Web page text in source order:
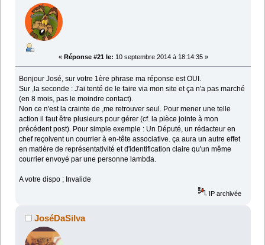
« Réponse #21 le: 10 septembre 2014 à 18:14:35 »
Bonjour José, sur votre 1ère phrase ma réponse est OUI.
Sur ,la seconde : J'ai tenté de le faire via mon site et ça n'a pas marché
(en 8 mois, pas le moindre contact).
Non ce n'est la crainte de ,me retrouver seul. Pour mener une telle
action il faut être plusieurs pour gérer (cf. la pièce jointe à mon
précédent post). Pour simple exemple : Un Député, un rédacteur en
chef reçoivent un courrier à en-tête associative. ça aura un autre effet
en matière de représentativité et d'identification claire qu'un même
courrier envoyé par une personne lambda.
A votre dispo ; Invalide
IP archivée
JoséDaSilva